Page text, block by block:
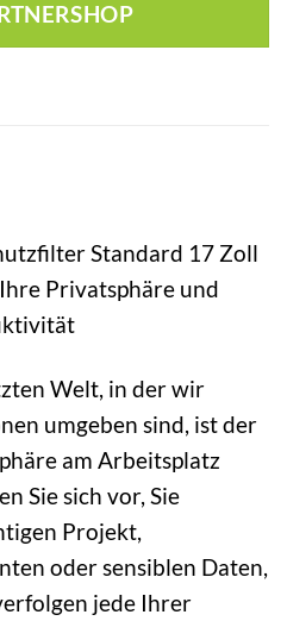
Standard 17 Zoll
Privatsphäre und
Welt, in der wir
umgeben sind, ist der
am Arbeitsplatz
Sie sich vor, Sie
Projekt,
oder sensiblen Daten,
jede Ihrer